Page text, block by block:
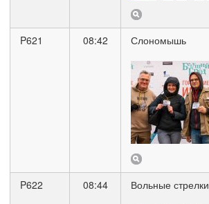
P621 08:42 Слономышь
P622 08:44 Вольные стрелки